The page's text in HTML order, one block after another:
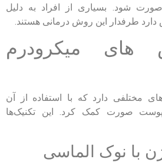
شود. بسیاری از افراد به دلیل
طرفدار این روش درمانی هستند.
های میکرودرم
مختلفی دارد که با استفاده از آن
صورت کمک کرد. این تکنیک‌ها
با نوک الماسی